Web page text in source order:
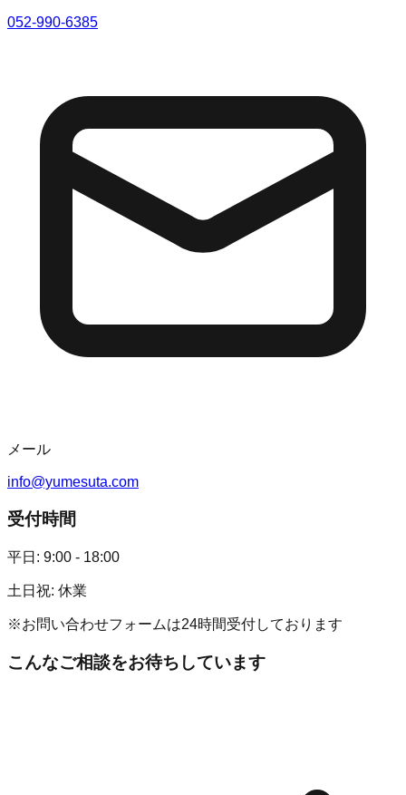
052-990-6385
メール
info@yumesuta.com
受付時間
平日: 9:00 - 18:00
土日祝: 休業
※お問い合わせフォームは24時間受付しております
こんなご相談をお待ちしています